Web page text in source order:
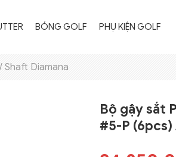
BÓNG GOLF PHỤ KIỆN GOLF
Shaft Diamana
Bộ gậy sắt
#5-P (6pcs)